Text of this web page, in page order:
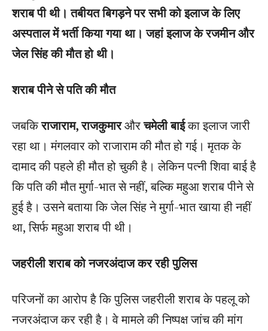
शराब पी थी। तबीयत बिगड़ने पर सभी को इलाज के लिए
अस्पताल में भर्ती किया गया था। जहां इलाज के रजमीन और
जेल सिंह की मौत हो थी।
शराब पीने से पति की मौत
जबकिराजाराम, राजकुमारऔरचमेली बाईका इलाज जारी
रहा था। मंगलवार को राजाराम की मौत हो गई। मृतक के
दामाद की पहले ही मौत हो चुकी है। लेकिन पत्नी शिवा बाई है
कि पति की मौत मुर्गा-भात से नहीं, बल्कि महुआ शराब पीने से
हुई है। उसने बताया कि जेल सिंह ने मुर्गा-भात खाया ही नहीं
था, सिर्फ महुआ शराब पी थी।
जहरीली शराब को नजरअंदाज कर रही पुलिस
परिजनों का आरोप है कि पुलिस जहरीली शराब के पहलू को
नजरअंदाज कर रही है। वे मामले की निष्पक्ष जांच की मांग